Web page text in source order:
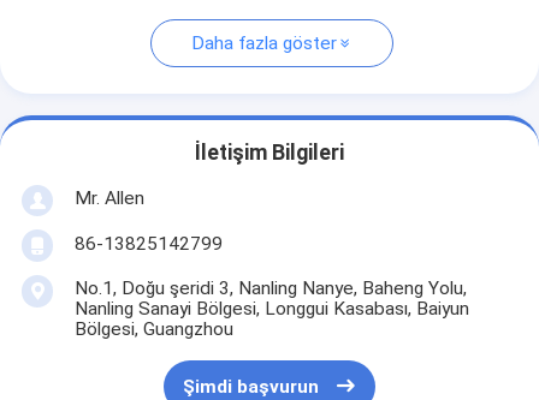
Daha fazla göster
İletişim Bilgileri
Mr. Allen
86-13825142799
No.1, Doğu şeridi 3, Nanling Nanye, Baheng Yolu,
Nanling Sanayi Bölgesi, Longgui Kasabası, Baiyun
Bölgesi, Guangzhou
Şimdi başvurun